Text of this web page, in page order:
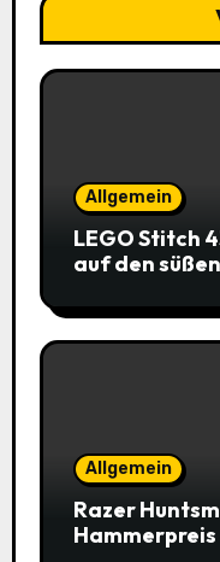
Allgemein
LEGO Stitch
auf den
Allgemein
Razer